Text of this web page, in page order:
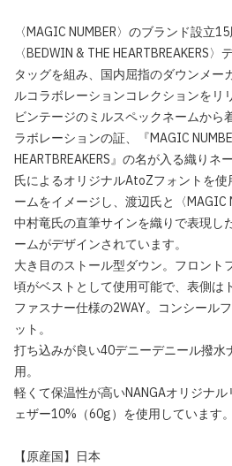
〈MAGIC NUMBER〉のブランド設立
〈BEDWIN & THE HEARTBREAKERS
タッグを組み、国内屈指のダウンメー
ルコラボレーションコレクションをリ
ビンテージのミルスペックネームから
ラボレーションの証、『MAGIC
HEARTBREAKERS』の名が入る織りネ
氏によるオリジナルAtoZフォントを
ームをイメージし、渡辺氏と〈MAGIC
中村竜氏の直筆サインを織りで表現し
ームがデザインされています。
大き目のストール型ダウン。フロント
頃がベストとして使用可能で、表側は
ファスナー仕様の2WAY。コンシール
ット。
打ち込みが良い40デニーデニール撥水
用。
軽くて保温性が高いNANGAオリジナ
ェザー10%（60g）を使用しています。
【原産国】日本